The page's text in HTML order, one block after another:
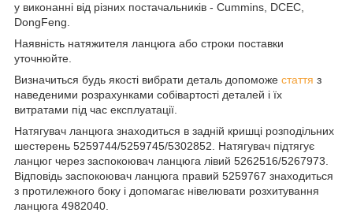
у виконанні від різних постачальників - Cummins, DCEC,
DongFeng.
Наявність натяжителя ланцюга або строки поставки
уточнюйте.
Визначиться будь якості вибрати деталь допоможе стаття з
наведеними розрахунками собівартості деталей і їх
витратами під час експлуатації.
Натягувач ланцюга знаходиться в задній кришці розподільних
шестерень 5259744/5259745/5302852. Натягувач підтягує
ланцюг через заспокоювач ланцюга лівий 5262516/5267973.
Відповідь заспокоювач ланцюга правий 5259767 знаходиться
з протилежного боку і допомагає нівелювати розхитування
ланцюга 4982040.